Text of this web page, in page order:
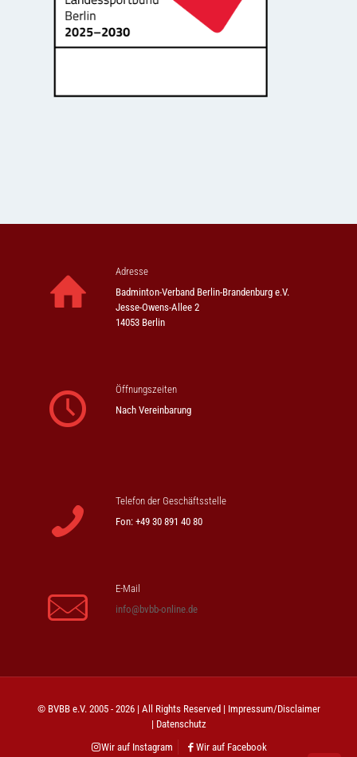
Adresse
Badminton-Verband Berlin-Brandenburg e.V.
Jesse-Owens-Allee 2
14053 Berlin
Öffnungszeiten
Nach Vereinbarung
Telefon der Geschäftsstelle
Fon: +49 30 891 40 80
E-Mail
info@bvbb-online.de
© BVBB e.V. 2005 - 2026 | All Rights Reserved | Impressum/Disclaimer
| Datenschutz
Wir auf Instagram
Wir auf Facebook